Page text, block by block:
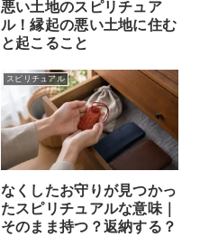
悪い土地のスピリチュア
ル！縁起の悪い土地に住む
と起こること
スピリチュアル
なくしたお守りが見つかっ
たスピリチュアルな意味｜
そのまま持つ？返納する？